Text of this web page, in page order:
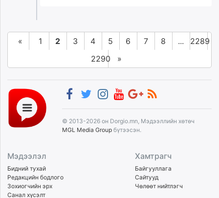
« 1 2 3 4 5 6 7 8 ...
2289
2290
»
© 2013-2026 он Dorgio.mn, Мэдээллийн хөтөч
MGL Media Group бүтээсэн.
Мэдээлэл
Бидний тухай
Редакцийн бодлого
Зохиогчийн эрх
Санал хүсэлт
Хамтрагч
Байгууллага
Сайтууд
Чөлөөт нийтлэгч